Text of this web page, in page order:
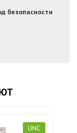
UNC